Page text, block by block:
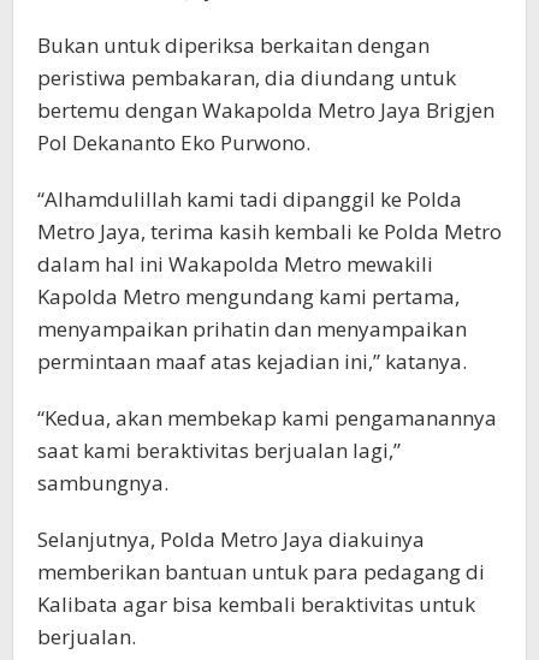
Bukan untuk diperiksa berkaitan dengan
peristiwa pembakaran, dia diundang untuk
bertemu dengan Wakapolda Metro Jaya Brigjen
Pol Dekananto Eko Purwono.
“Alhamdulillah kami tadi dipanggil ke Polda
Metro Jaya, terima kasih kembali ke Polda Metro
dalam hal ini Wakapolda Metro mewakili
Kapolda Metro mengundang kami pertama,
menyampaikan prihatin dan menyampaikan
permintaan maaf atas kejadian ini,” katanya.
“Kedua, akan membekap kami pengamanannya
saat kami beraktivitas berjualan lagi,”
sambungnya.
Selanjutnya, Polda Metro Jaya diakuinya
memberikan bantuan untuk para pedagang di
Kalibata agar bisa kembali beraktivitas untuk
berjualan.